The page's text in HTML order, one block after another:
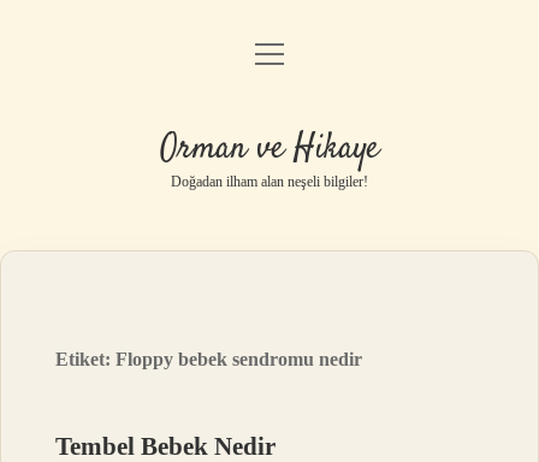
Anasayfa
Yasal Uyarı
menüyü
Orman ve Hikaye
Doğadan ilham alan neşeli bilgiler!
Etiket:Floppy bebek sendromu nedir
Tembel Bebek Nedir